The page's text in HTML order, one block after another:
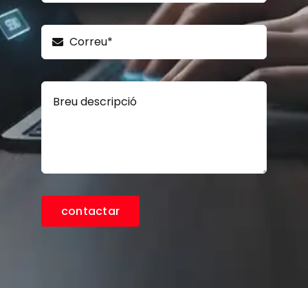
contactar